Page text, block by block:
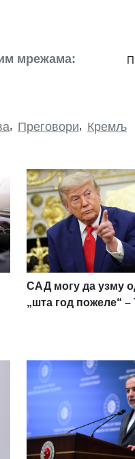
мрежама:
, Преговори, Кремљ
САД могу да узму
„шта год пожеле“ –